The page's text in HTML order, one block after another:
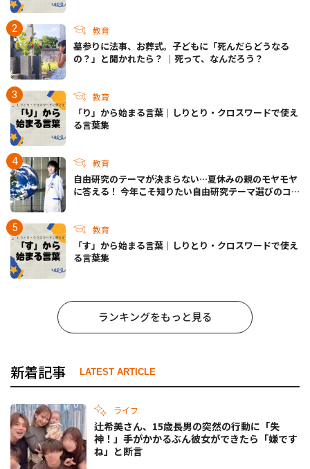
教育
墓参りに法事、お葬式。子どもに「死んだらどうなる
の？」と聞かれたら？ ｜死って、なんだろう？
教育
「り」から始まる言葉｜しりとり・クロスワードで使え
る言葉集
教育
自由研究のテーマが決まらない…夏休みの親のモヤモヤ
に答える！ 今年こそ知りたい自由研究テーマ選びのコ
教育
「す」から始まる言葉｜しりとり・クロスワードで使え
る言葉集
ランキングをもっと見る
新着記事 LATEST ARTICLE
ライフ
辻希美さん、15歳長男の突然の行動に「失
神！」手がかかるぶん彼女ができたら「嫌です
ね」と断言